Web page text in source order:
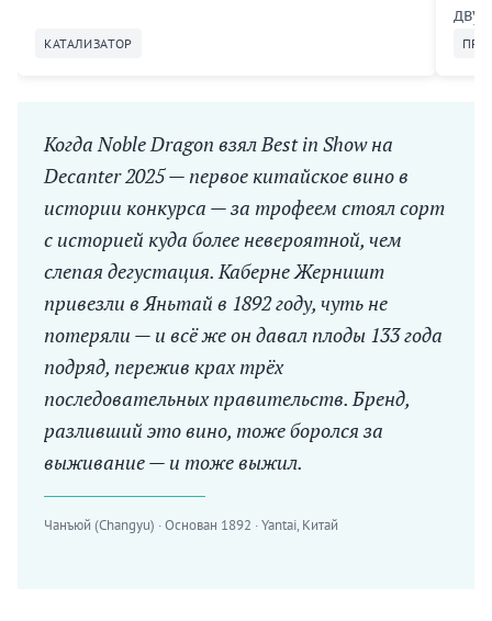
КАТАЛИЗАТОР
Когда Noble Dragon взял Best in Show на
Decanter 2025 — первое китайское вино в
истории конкурса — за трофеем стоял сорт
с историей куда более невероятной, чем
слепая дегустация. Каберне Жерништ
привезли в Яньтай в 1892 году, чуть не
потеряли — и всё же он давал плоды 133 года
подряд, пережив крах трёх
последовательных правительств. Бренд,
разливший это вино, тоже боролся за
выживание — и тоже выжил.
Чанъюй (Changyu) · Основан 1892 · Yantai, Китай